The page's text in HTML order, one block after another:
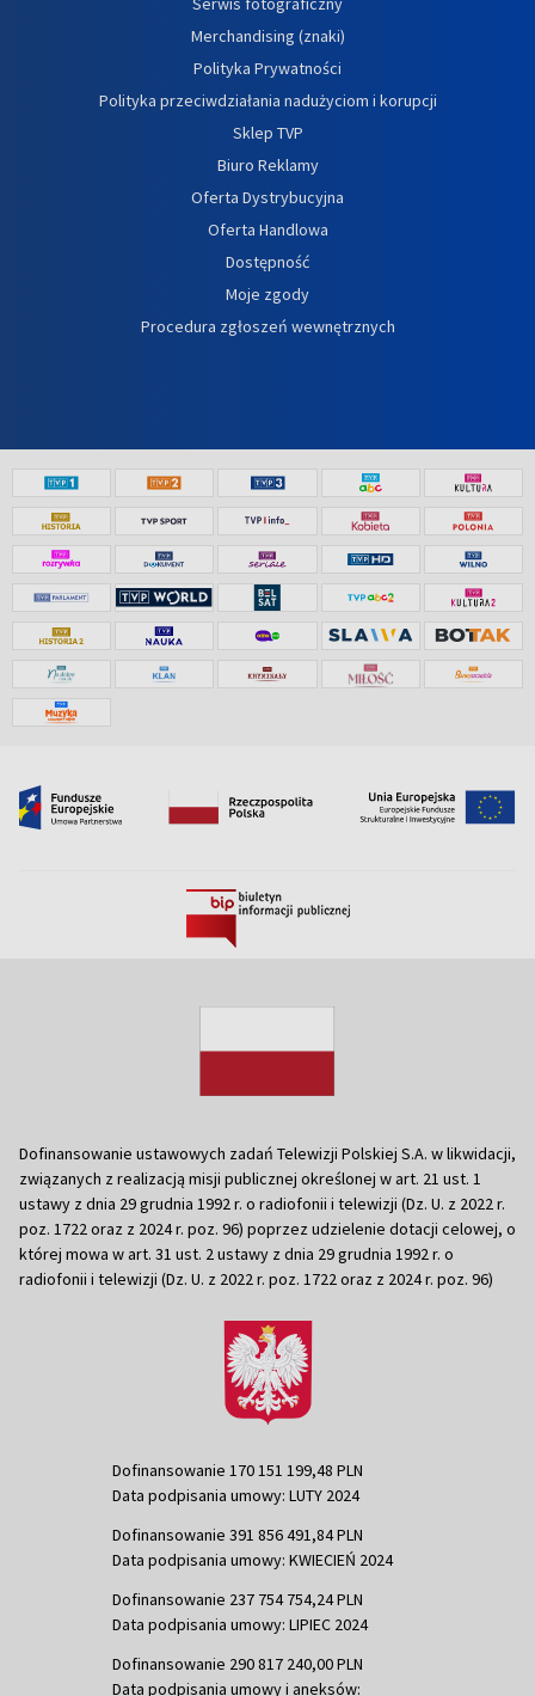
Merchandising (znaki)
Polityka Prywatności
Polityka przeciwdziałania nadużyciom i korupcji
Sklep TVP
Biuro Reklamy
Oferta Dystrybucyjna
Oferta Handlowa
Dostępność
Moje zgody
Procedura zgłoszeń wewnętrznych
Dofinansowanie ustawowych zadań Telewizji Polskiej S.A. w likwidacji,
związanych z realizacją misji publicznej określonej w art. 21 ust. 1
ustawy z dnia 29 grudnia 1992 r. o radiofonii i telewizji (Dz. U. z 2022 r.
poz. 1722 oraz z 2024 r. poz. 96) poprzez udzielenie dotacji celowej, o
której mowa w art. 31 ust. 2 ustawy z dnia 29 grudnia 1992 r. o
radiofonii i telewizji (Dz. U. z 2022 r. poz. 1722 oraz z 2024 r. poz. 96)
Dofinansowanie 170 151 199,48 PLN
Data podpisania umowy: LUTY 2024
Dofinansowanie 391 856 491,84 PLN
Data podpisania umowy: KWIECIEŃ 2024
Dofinansowanie 237 754 754,24 PLN
Data podpisania umowy: LIPIEC 2024
Dofinansowanie 290 817 240,00 PLN
Data podpisania umowy i aneksów: